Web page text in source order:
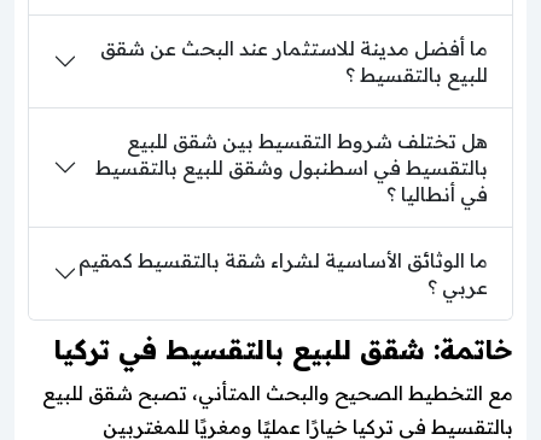
ما أفضل مدينة للاستثمار عند البحث عن شقق
للبيع بالتقسيط ؟
هل تختلف شروط التقسيط بين شقق للبيع
بالتقسيط في اسطنبول وشقق للبيع بالتقسيط
في أنطاليا ؟
ما الوثائق الأساسية لشراء شقة بالتقسيط كمقيم
عربي ؟
خاتمة: شقق للبيع بالتقسيط في تركيا
مع التخطيط الصحيح والبحث المتأني، تصبح شقق للبيع
بالتقسيط في تركيا خيارًا عمليًا ومغريًا للمغتربين